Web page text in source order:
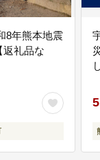
8年熊本地震
返礼品な